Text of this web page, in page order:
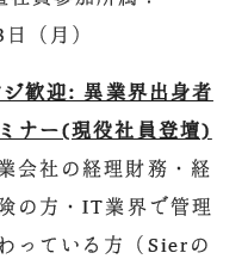
（月）
歓迎: 異業界出身者
ナー(現役社員登壇)
会社の経理財務・経
の方・IT業界で管理
っている方（Sierの